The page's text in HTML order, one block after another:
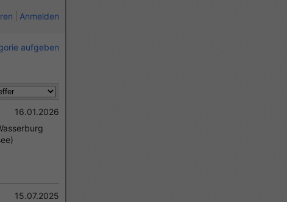
Anmelden
aufgeben
16.01.2026
15.07.2025